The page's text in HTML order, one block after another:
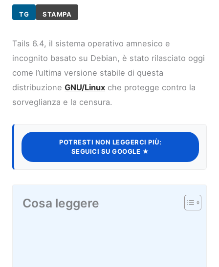
TG STAMPA
Tails 6.4, il sistema operativo amnesico e
incognito basato su Debian, è stato rilasciato oggi
come l’ultima versione stabile di questa
distribuzioneGNU/Linux che protegge contro la
sorveglianza e la censura.
POTRESTI NON LEGGERCI PIÙ:
SEGUICI SU GOOGLE ★
Cosa leggere